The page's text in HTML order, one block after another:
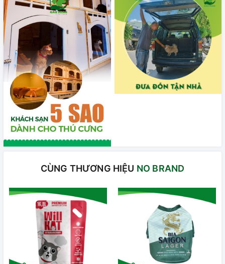
CÙNG THƯƠNG HIỆU NO BRAND